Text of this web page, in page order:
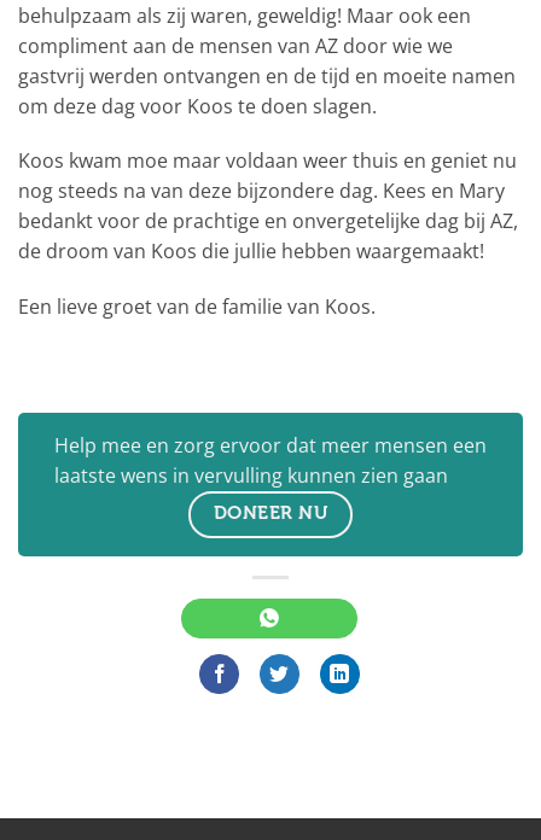
behulpzaam als zij waren, geweldig! Maar ook een
compliment aan de mensen van AZ door wie we
gastvrij werden ontvangen en de tijd en moeite namen
om deze dag voor Koos te doen slagen.
Koos kwam moe maar voldaan weer thuis en geniet nu
nog steeds na van deze bijzondere dag. Kees en Mary
bedankt voor de prachtige en onvergetelijke dag bij AZ,
de droom van Koos die jullie hebben waargemaakt!
Een lieve groet van de familie van Koos.
Help mee en zorg ervoor dat meer mensen een
laatste wens in vervulling kunnen zien gaan
DONEER NU